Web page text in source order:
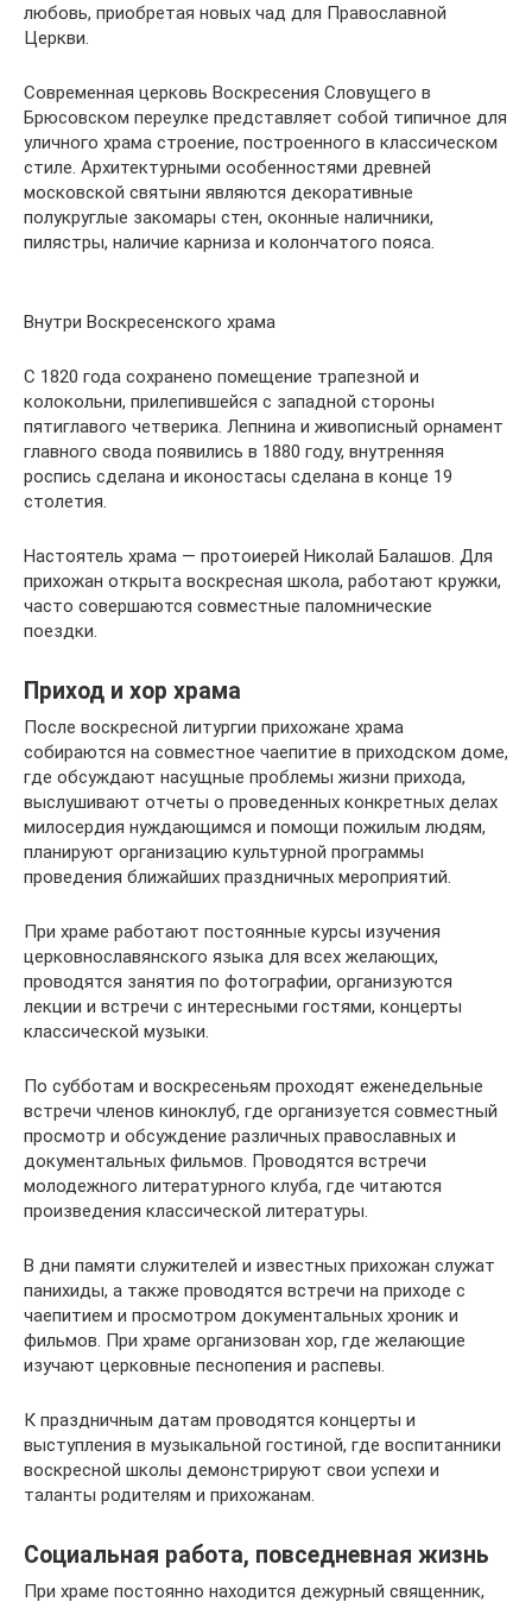
любовь, приобретая новых чад для Православной
Церкви.
Современная церковь Воскресения Словущего в
Брюсовском переулке представляет собой типичное для
уличного храма строение, построенного в классическом
стиле. Архитектурными особенностями древней
московской святыни являются декоративные
полукруглые закомары стен, оконные наличники,
пилястры, наличие карниза и колончатого пояса.
Внутри Воскресенского храма
С 1820 года сохранено помещение трапезной и
колокольни, прилепившейся с западной стороны
пятиглавого четверика. Лепнина и живописный орнамент
главного свода появились в 1880 году, внутренняя
роспись сделана и иконостасы сделана в конце 19
столетия.
Настоятель храма — протоиерей Николай Балашов. Для
прихожан открыта воскресная школа, работают кружки,
часто совершаются совместные паломнические
поездки.
Приход и хор храма
После воскресной литургии прихожане храма
собираются на совместное чаепитие в приходском доме,
где обсуждают насущные проблемы жизни прихода,
выслушивают отчеты о проведенных конкретных делах
милосердия нуждающимся и помощи пожилым людям,
планируют организацию культурной программы
проведения ближайших праздничных мероприятий.
При храме работают постоянные курсы изучения
церковнославянского языка для всех желающих,
проводятся занятия по фотографии, организуются
лекции и встречи с интересными гостями, концерты
классической музыки.
По субботам и воскресеньям проходят еженедельные
встречи членов киноклуб, где организуется совместный
просмотр и обсуждение различных православных и
документальных фильмов. Проводятся встречи
молодежного литературного клуба, где читаются
произведения классической литературы.
В дни памяти служителей и известных прихожан служат
панихиды, а также проводятся встречи на приходе с
чаепитием и просмотром документальных хроник и
фильмов. При храме организован хор, где желающие
изучают церковные песнопения и распевы.
К праздничным датам проводятся концерты и
выступления в музыкальной гостиной, где воспитанники
воскресной школы демонстрируют свои успехи и
таланты родителям и прихожанам.
Социальная работа, повседневная жизнь
При храме постоянно находится дежурный священник,